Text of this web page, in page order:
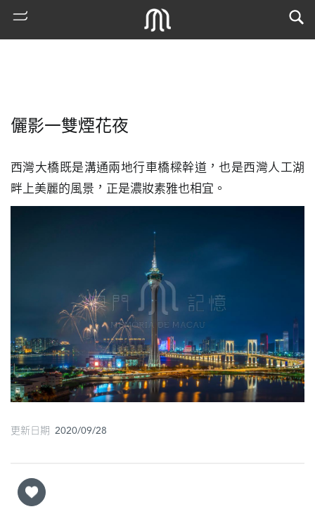
媽
閣
廟
儷影一雙煙花夜
西灣大橋既是溝通兩地行車橋樑幹道，也是西灣人工湖
畔上美麗的風景，正是濃妝素雅也相宜。
更新日期 2020/09/28